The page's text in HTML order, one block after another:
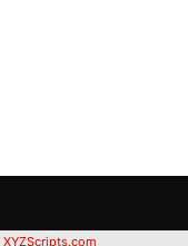
XYZScripts.com